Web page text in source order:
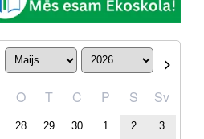
>
O T C P S Sv
28 29 30 1 2
3